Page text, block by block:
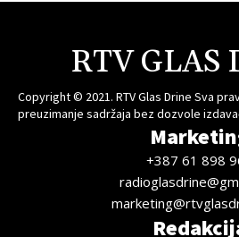
RTV GLAS
Copyright © 2021. RTV Glas Drine Sva
preuzimanje sadržaja bez dozvole
+387 61 898